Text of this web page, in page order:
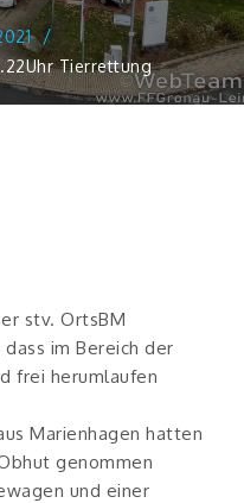
Tierrettung
stv. OrtsBM
im Bereich der
frei herumlaufen
Marienhagen hatten
genommen
und einer